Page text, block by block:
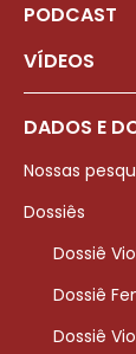
PODCAST
VÍDEOS
DADOS E
Nossas
Dossiês
Dossiê
Dossiê
Dossiê